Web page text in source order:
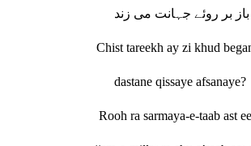
باز بر روئے جہانت می زند
Chist tareekh ay zi khud
dastane qissaye afsanaye?
Rooh ra sarmaya-e-taab ast